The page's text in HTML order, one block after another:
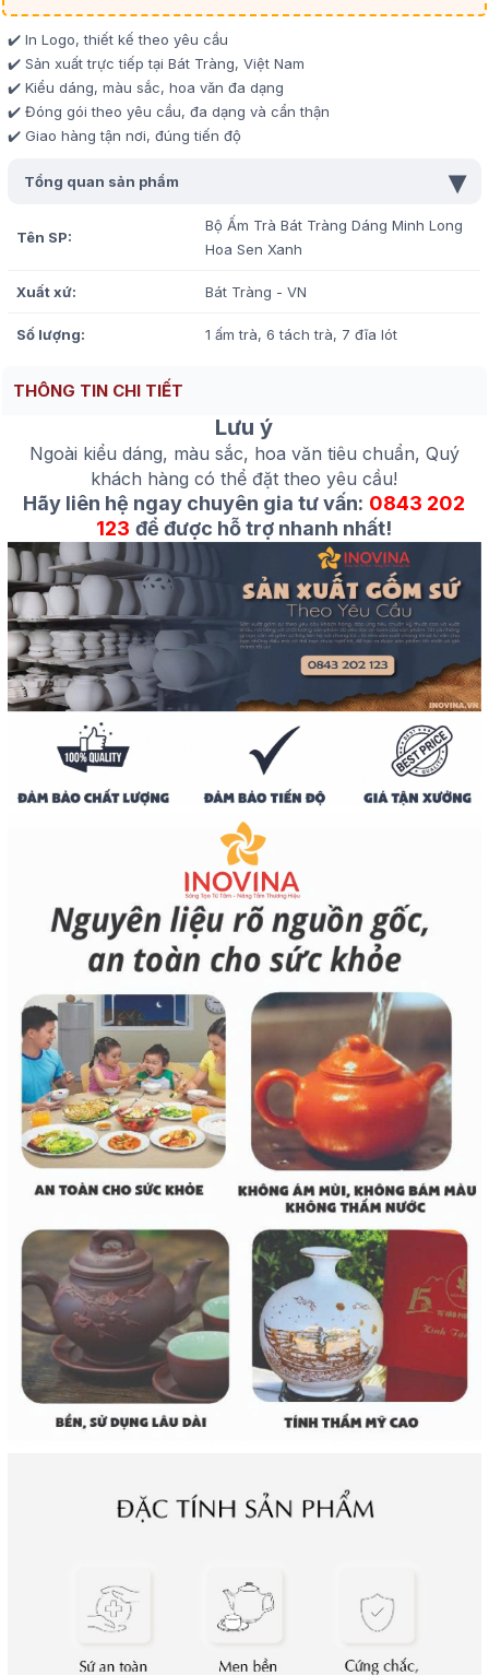
✔️ In Logo, thiết kế theo yêu cầu
✔️ Sản xuất trực tiếp tại Bát Tràng, Việt Nam
✔️ Kiểu dáng, màu sắc, hoa văn đa dạng
✔️ Đóng gói theo yêu cầu, đa dạng và cẩn thận
✔️ Giao hàng tận nơi, đúng tiến độ
Tổng quan sản phẩm ▾
Tên SP:
Bộ Ấm Trà Bát Tràng Dáng Minh Long
Hoa Sen Xanh
Xuất xứ: Bát Tràng - VN
Số lượng: 1 ấm trà, 6 tách trà, 7 đĩa lót
THÔNG TIN CHI TIẾT
Lưu ý
Ngoài kiểu dáng, màu sắc, hoa văn tiêu chuẩn, Quý
khách hàng có thể đặt theo yêu cầu!
Hãy liên hệ ngay chuyên gia tư vấn: 0843 202
123 để được hỗ trợ nhanh nhất!